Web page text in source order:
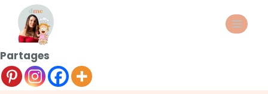
Partages